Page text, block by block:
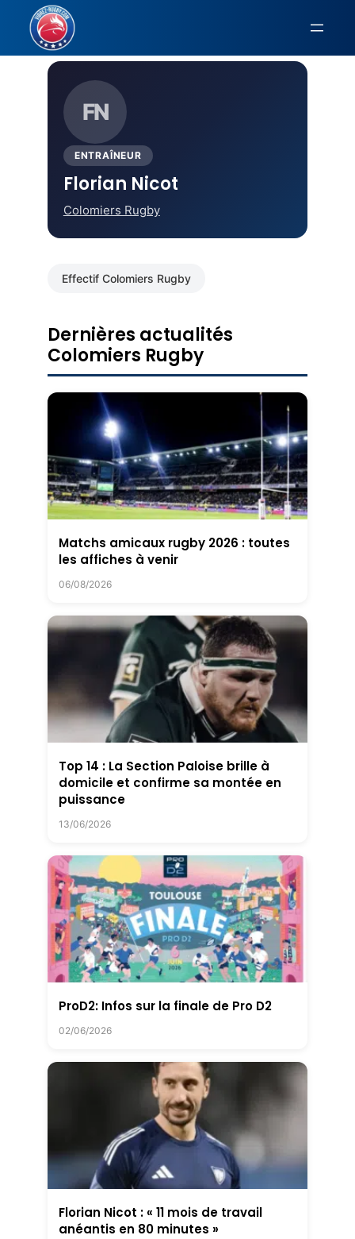
contenu
Accueil
FN
ENTRAÎNEUR
Florian Nicot
Colomiers Rugby
Effectif Colomiers Rugby
Dernières actualités
Colomiers Rugby
Matchs amicaux rugby 2026 : toutes
les affiches à venir
06/08/2026
Top 14 : La Section Paloise brille à
domicile et confirme sa montée en
puissance
13/06/2026
ProD2: Infos sur la finale de Pro D2
02/06/2026
Florian Nicot : « 11 mois de travail
anéantis en 80 minutes »